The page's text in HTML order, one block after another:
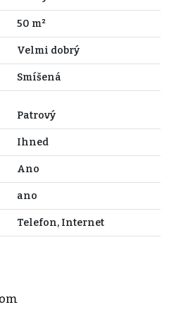
50 m²
Velmi dobrý
Smíšená
Patrový
Ihned
Ano
ano
Telefon, Internet